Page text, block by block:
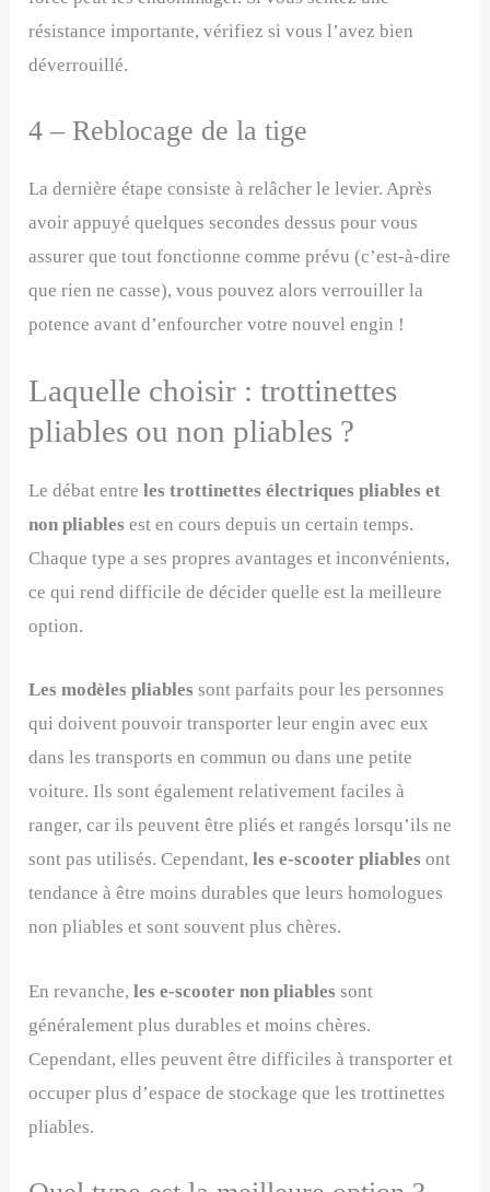
résistance importante, vérifiez si vous l’avez bien
déverrouillé.
4 – Reblocage de la tige
La dernière étape consiste à relâcher le levier. Après
avoir appuyé quelques secondes dessus pour vous
assurer que tout fonctionne comme prévu (c’est-à-dire
que rien ne casse), vous pouvez alors verrouiller la
potence avant d’enfourcher votre nouvel engin !
Laquelle choisir : trottinettes
pliables ou non pliables ?
Le débat entreles trottinettes électriques pliables et
non pliables est en cours depuis un certain temps.
Chaque type a ses propres avantages et inconvénients,
ce qui rend difficile de décider quelle est la meilleure
option.
Les modèles pliablessont parfaits pour les personnes
qui doivent pouvoir transporter leur engin avec eux
dans les transports en commun ou dans une petite
voiture. Ils sont également relativement faciles à
ranger, car ils peuvent être pliés et rangés lorsqu’ils ne
sont pas utilisés. Cependant,les e-scooter pliables ont
tendance à être moins durables que leurs homologues
non pliables et sont souvent plus chères.
En revanche,les e-scooter non pliables sont
généralement plus durables et moins chères.
Cependant, elles peuvent être difficiles à transporter et
occuper plus d’espace de stockage que les trottinettes
pliables.